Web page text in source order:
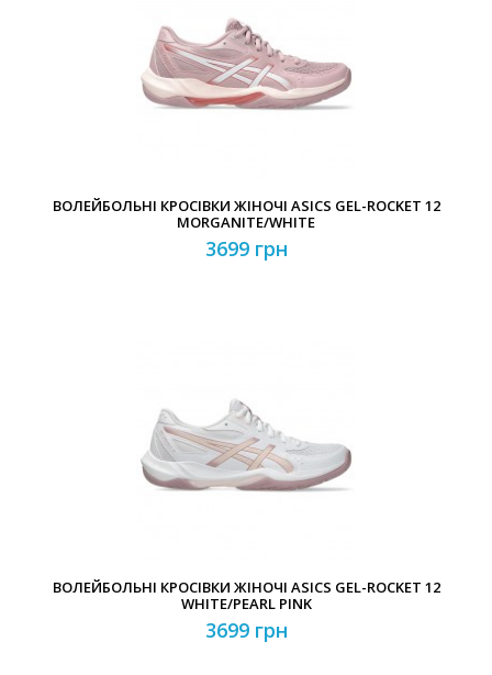
ВОЛЕЙБОЛЬНІ КРОСІВКИ ЖІНОЧІ ASICS GEL-ROCKET 12
MORGANITE/WHITE
3699 грн
ВОЛЕЙБОЛЬНІ КРОСІВКИ ЖІНОЧІ ASICS GEL-ROCKET 12
WHITE/PEARL PINK
3699 грн